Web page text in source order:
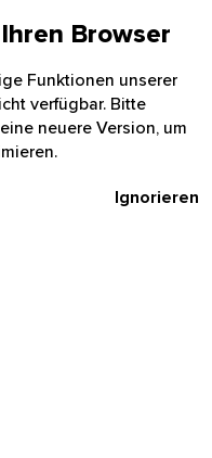
Browser
Funktionen unserer
verfügbar. Bitte
neuere Version, um
Ignorieren